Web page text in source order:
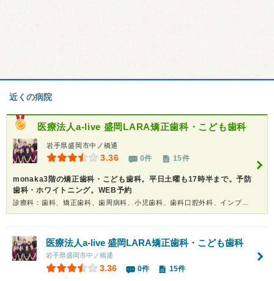
近くの病院
医療法人a-live 盛岡LARA矯正歯科・こども歯科
岩手県盛岡市中ノ橋通
3.36 0件 15件
monaka3階の矯正歯科・こども歯科。平日土曜も17時半まで。予防
歯科・ホワイトニング。WEB予約
診療科：歯科、矯正歯科、歯周病科、小児歯科、歯科口腔外科、インプラント、ホワイトニング
医療法人a-live 盛岡LARA矯正歯科・こども歯科
岩手県盛岡市中ノ橋通
3.36 0件 15件